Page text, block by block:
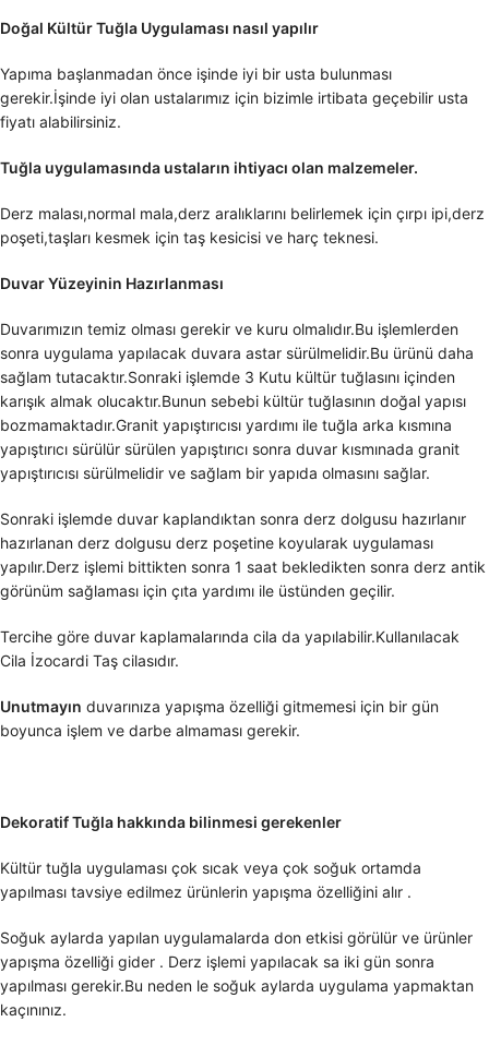
Doğal Kültür Tuğla Uygulaması nasıl yapılır
Yapıma başlanmadan önce işinde iyi bir usta bulunması
gerekir.İşinde iyi olan ustalarımız için bizimle irtibata geçebilir usta
fiyatı alabilirsiniz.
Tuğla uygulamasında ustaların ihtiyacı olan malzemeler.
Derz malası,normal mala,derz aralıklarını belirlemek için çırpı ipi,derz
poşeti,taşları kesmek için taş kesicisi ve harç teknesi.
Duvar Yüzeyinin Hazırlanması
Duvarımızın temiz olması gerekir ve kuru olmalıdır.Bu işlemlerden
sonra uygulama yapılacak duvara astar sürülmelidir.Bu ürünü daha
sağlam tutacaktır.Sonraki işlemde 3 Kutu kültür tuğlasını içinden
karışık almak olucaktır.Bunun sebebi kültür tuğlasının doğal yapısı
bozmamaktadır.Granit yapıştırıcısı yardımı ile tuğla arka kısmına
yapıştırıcı sürülür sürülen yapıştırıcı sonra duvar kısmınada granit
yapıştırıcısı sürülmelidir ve sağlam bir yapıda olmasını sağlar.
Sonraki işlemde duvar kaplandıktan sonra derz dolgusu hazırlanır
hazırlanan derz dolgusu derz poşetine koyularak uygulaması
yapılır.Derz işlemi bittikten sonra 1 saat bekledikten sonra derz antik
görünüm sağlaması için çıta yardımı ile üstünden geçilir.
Tercihe göre duvar kaplamalarında cila da yapılabilir.Kullanılacak
Cila İzocardi Taş cilasıdır.
Unutmayın duvarınıza yapışma özelliği gitmemesi için bir gün
boyunca işlem ve darbe almaması gerekir.
Dekoratif Tuğla hakkında bilinmesi gerekenler
Kültür tuğla uygulaması çok sıcak veya çok soğuk ortamda
yapılması tavsiye edilmez ürünlerin yapışma özelliğini alır .
Soğuk aylarda yapılan uygulamalarda don etkisi görülür ve ürünler
yapışma özelliği gider . Derz işlemi yapılacak sa iki gün sonra
yapılması gerekir.Bu neden le soğuk aylarda uygulama yapmaktan
kaçınınız.